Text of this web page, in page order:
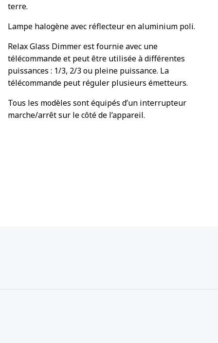
terre.
Lampe halogène avec réflecteur en aluminium poli.
Relax Glass Dimmer est fournie avec une
télécommande et peut être utilisée à différentes
puissances : 1/3, 2/3 ou pleine puissance. La
télécommande peut réguler plusieurs émetteurs.
Tous les modèles sont équipés d’un interrupteur
marche/arrêt sur le côté de l’appareil.